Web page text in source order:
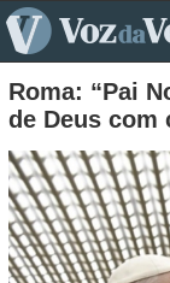
Roma: “Pai
de Deus com